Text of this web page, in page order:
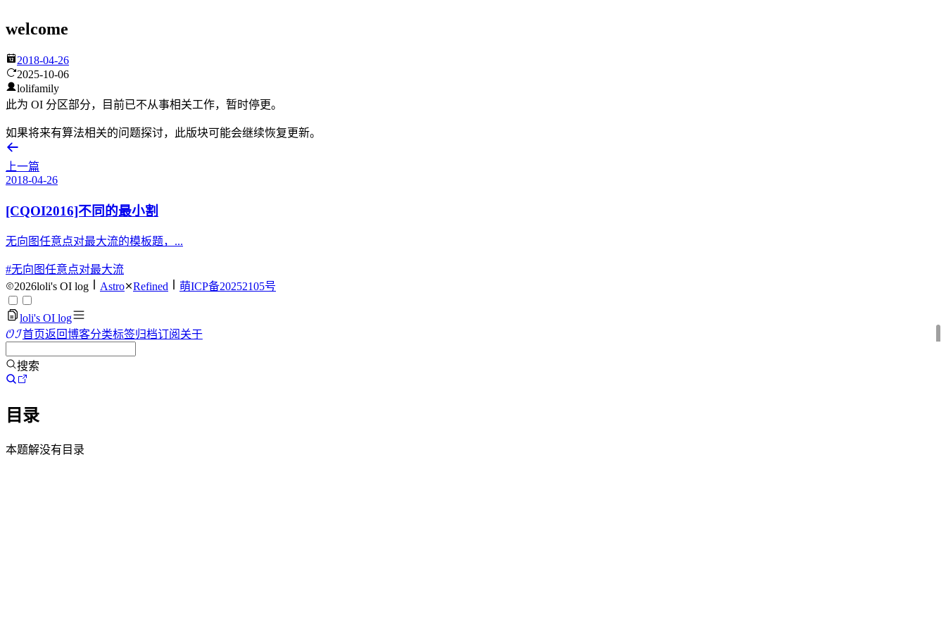
welcome
2018-04-26
2025-10-06
lolifamily
此为 OI 分区部分，目前已不从事相关工作，暂时停更。
如果将来有算法相关的问题探讨，此版块可能会继续恢复更新。
上一篇
2018-04-26
[CQOI2016]不同的最小割
无向图任意点对最大流的模板题，...
#无向图任意点对最大流
2026loli's OI log Astro Refined 萌ICP备20252105号
loli's OI log
OI首页返回博客分类标签归档订阅 关于
搜索
目录
本题解没有目录